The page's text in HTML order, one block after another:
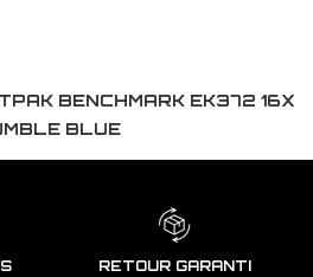
BENCHMARK EK372 16X
BLUE
RETOUR GARANTI